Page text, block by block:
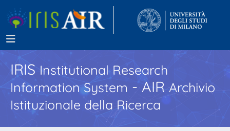
IRISInstitutional Research
Information System - AIR Archivio
Istituzionale della Ricerca